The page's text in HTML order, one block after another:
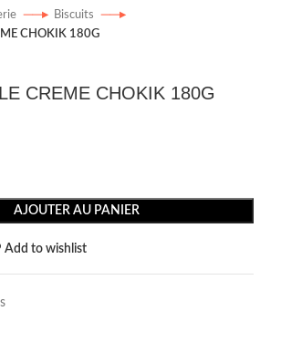
Biscuits
CHOKIK 180G
CREME CHOKIK 180G
AJOUTER AU PANIER
Add to wishlist